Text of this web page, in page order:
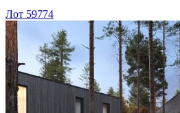
Лот 59774